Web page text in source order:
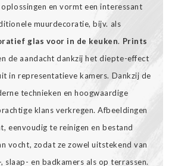
en vormt een interessant
muurdecoratie, bijv. als
glas voor in de keuken. Prints
de aandacht dankzij het diepte-effect
in representatieve kamers. Dankzij de
technieken en hoogwaardige
klans verkregen. Afbeeldingen
eenvoudig te reinigen en bestand
vocht, zodat ze zowel uitstekend van
slaap- en badkamers als op terrassen.